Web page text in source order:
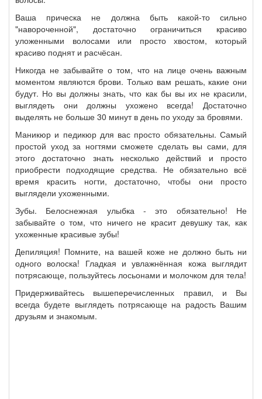
Ваша прическа не должна быть какой-то сильно
"навороченной", достаточно ограничиться красиво
уложенными волосами или просто хвостом, который
красиво поднят и расчёсан.
Никогда не забывайте о том, что на лице очень важным
моментом являются брови. Только вам решать, какие они
будут. Но вы должны знать, что как бы вы их не красили,
выглядеть они должны ухожено всегда! Достаточно
выделять не больше 30 минут в день по уходу за бровями.
Маникюр и педикюр для вас просто обязательны. Самый
простой уход за ногтями сможете сделать вы сами, для
этого достаточно знать несколько действий и просто
приобрести подходящие средства. Не обязательно всё
время красить ногти, достаточно, чтобы они просто
выглядели ухоженными.
Зубы. Белоснежная улыбка - это обязательно! Не
забывайте о том, что ничего не красит девушку так, как
ухоженные красивые зубы!
Депиляция! Помните, на вашей коже не должно быть ни
одного волоска! Гладкая и увлажнённая кожа выглядит
потрясающе, пользуйтесь лосьонами и молочком для тела!
Придерживайтесь вышеперечисленных правил, и Вы
всегда будете выглядеть потрясающе на радость Вашим
друзьям и знакомым.